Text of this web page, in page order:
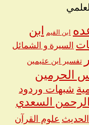
ابن القيم ابن
السيرة و الشمائل
تفسير ابن عثيمين
الحرمين
شبهات وردود
السعدي
علوم القرآن